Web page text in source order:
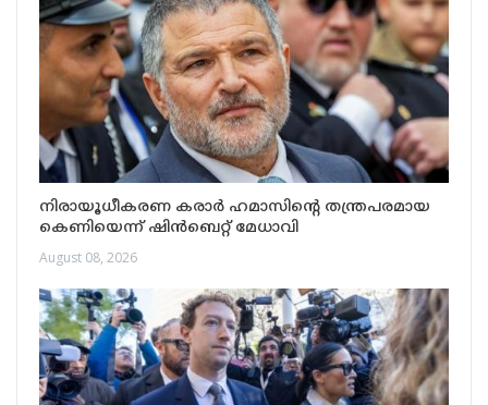
നിരായൂധീകരണ കരാർ ഹമാസിന്റെ തന്ത്രപരമായ
കെണിയെന്ന് ഷിൻബെറ്റ് മേധാവി
August 08, 2026